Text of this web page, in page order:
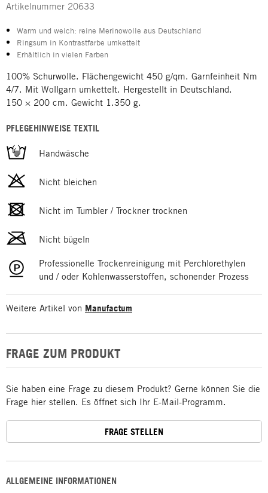
ALLGEMEINE INFORMATIONEN
Artikelnummer 20633
Warm und weich: reine Merinowolle aus Deutschland
Ringsum in Kontrastfarbe umkettelt
Erhältlich in vielen Farben
100% Schurwolle. Flächengewicht 450 g/qm. Garnfeinheit Nm
4/7. Mit Wollgarn umkettelt. Hergestellt in Deutschland.
150 × 200 cm. Gewicht 1.350 g.
PFLEGEHINWEISE TEXTIL
Handwäsche
Nicht bleichen
Nicht im Tumbler / Trockner trocknen
Nicht bügeln
Professionelle Trockenreinigung mit Perchlorethylen
und / oder Kohlenwasserstoffen, schonender Prozess
Weitere Artikel von Manufactum
FRAGE ZUM PRODUKT
Sie haben eine Frage zu diesem Produkt? Gerne können Sie die
Frage hier stellen. Es öffnet sich Ihr E-Mail-Programm.
FRAGE STELLEN